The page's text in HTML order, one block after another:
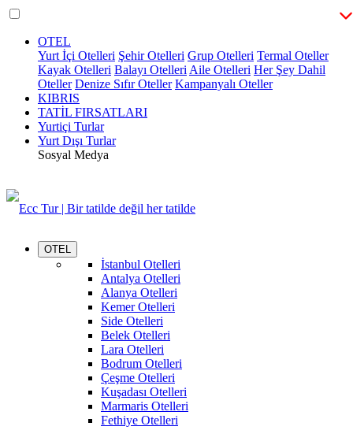
OTEL
Yurt İçi Otelleri Şehir Otelleri Grup Otelleri Termal Oteller
Kayak Otelleri Balayı Otelleri Aile Otelleri Her Şey Dahil
Oteller Denize Sıfır Oteller Kampanyalı Oteller
KIBRIS
TATİL FIRSATLARI
Yurtiçi Turlar
Yurt Dışı Turlar
Sosyal Medya
OTEL
İstanbul Otelleri
Antalya Otelleri
Alanya Otelleri
Kemer Otelleri
Side Otelleri
Belek Otelleri
Lara Otelleri
Bodrum Otelleri
Çeşme Otelleri
Kuşadası Otelleri
Marmaris Otelleri
Fethiye Otelleri